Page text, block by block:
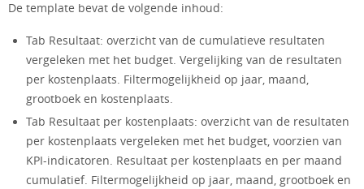
De template bevat de volgende inhoud:
Tab Resultaat: overzicht van de cumulatieve resultaten
vergeleken met het budget. Vergelijking van de resultaten
per kostenplaats. Filtermogelijkheid op jaar, maand,
grootboek en kostenplaats.
Tab Resultaat per kostenplaats: overzicht van de resultaten
per kostenplaats vergeleken met het budget, voorzien van
KPI-indicatoren. Resultaat per kostenplaats en per maand
cumulatief. Filtermogelijkheid op jaar, maand, grootboek en